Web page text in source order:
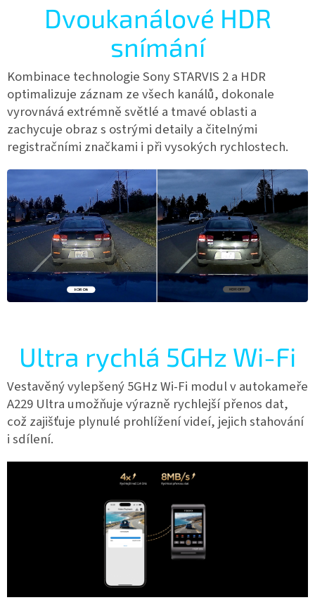
Dvoukanálové HDR
snímání
Kombinace technologie Sony STARVIS 2 a HDR
optimalizuje záznam ze všech kanálů, dokonale
vyrovnává extrémně světlé a tmavé oblasti a
zachycuje obraz s ostrými detaily a čitelnými
registračními značkami i při vysokých rychlostech.
Ultra rychlá 5GHz Wi-Fi
Vestavěný vylepšený 5GHz Wi-Fi modul v autokameře
A229 Ultra umožňuje výrazně rychlejší přenos dat,
což zajišťuje plynulé prohlížení videí, jejich stahování
i sdílení.